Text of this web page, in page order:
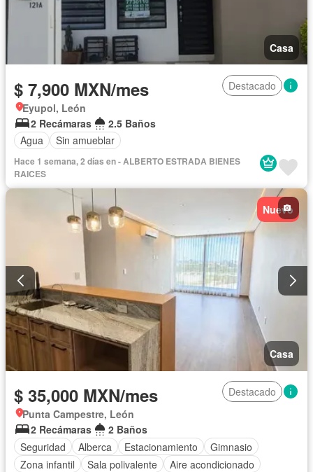
Casa
$ 7,900 MXN/mes
Destacado
Eyupol, León
2 Recámaras
2.5 Baños
Agua
Sin amueblar
Hace 1 semana, 2 días en - ALBERTO ESTRADA BIENES
RAICES
Nuevo
Casa
$ 35,000 MXN/mes
Destacado
Punta Campestre, León
2 Recámaras
2 Baños
Seguridad
Alberca Estacionamiento
Gimnasio
Zona infantil
Sala polivalente
Aire acondicionado